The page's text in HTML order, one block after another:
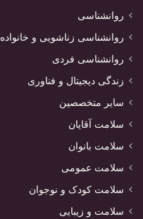
روانشناسی
روانشناسی زناشویی و خانواده
روانشناسی فردی
زندگی دیجیتال و فناوری
سایر متخصصین
سلامت آقایان
سلامت بانوان
سلامت عمومی
سلامت کودک و نوجوان
سلامت و زیبایی